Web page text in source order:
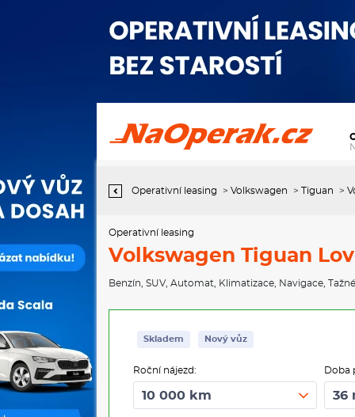
Operativní leasing Volkswagen Tiguan Love 7DSG mHEV 1,5eTSI /
110kW
Operativní leasing > Volkswagen > Tiguan >
Operativní leasing
Volkswagen Tiguan
Benzín SUV, Automat Klimatizace Navigace
Skladem Nový vůz
Roční nájezd: Doba